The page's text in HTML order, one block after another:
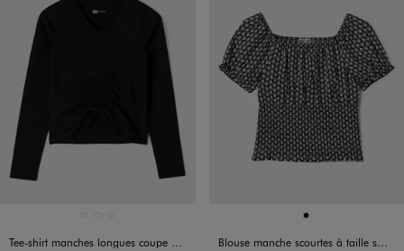
Tee-shirt manches longues coupe courte avec devant froncé fille
Disponible en 1 coloris
NOIR
Blouse manche scourtes à taille smockée imprimé fleuri fille